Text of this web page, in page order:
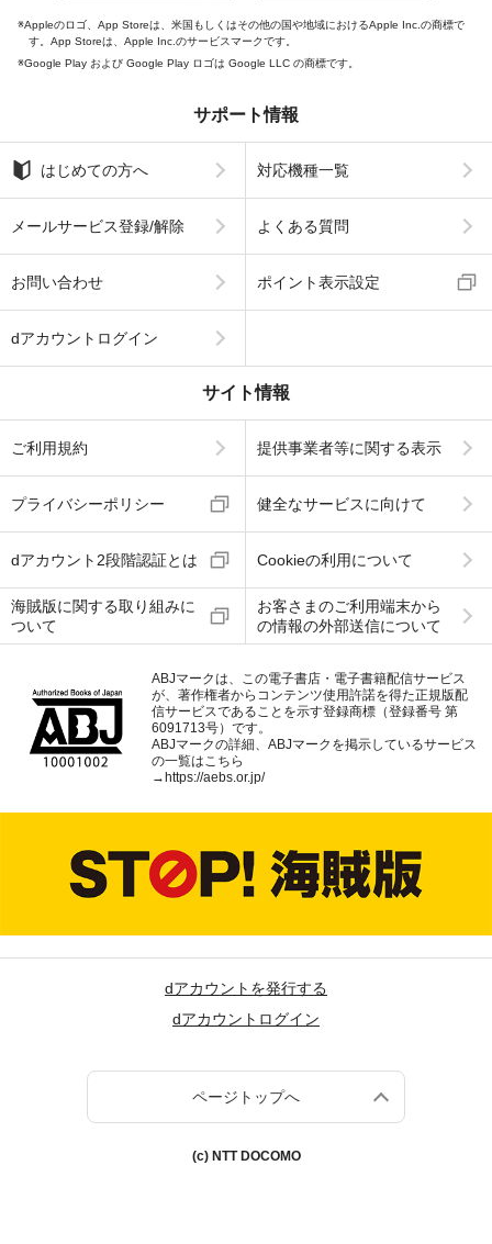
Appleのロゴ、App Storeは、米国もしくはその他の国や地域におけるApple Inc.の商標で
す。App Storeは、Apple Inc.のサービスマークです。
Google Play および Google Play ロゴは Google LLC の商標です。
サポート情報
はじめての方へ 対応機種一覧
メールサービス登録/解除 よくある質問
お問い合わせ ポイント表示設定
dアカウントログイン
サイト情報
ご利用規約 提供事業者等に関する表示
プライバシーポリシー 健全なサービスに向けて
dアカウント2段階認証とは Cookieの利用について
海賊版に関する取り組みに
ついて
お客さまのご利用端末から
の情報の外部送信について
ABJマークは、この電子書店・電子書籍配信サービス
が、著作権者からコンテンツ使用許諾を得た正規版配
信サービスであることを示す登録商標（登録番号 第
6091713号）です。
ABJマークの詳細、ABJマークを掲示しているサービス
の一覧はこちら
→ https://aebs.or.jp/
dアカウントを発行する
dアカウントログイン
ページトップへ
(c) NTT DOCOMO